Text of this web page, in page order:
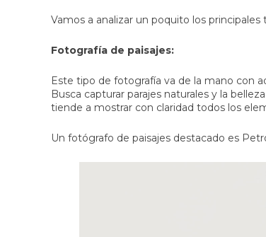
Vamos a analizar un poquito los
Fotografía de paisajes:
Este tipo de fotografía va de la mano con
Busca capturar parajes naturales y la
tiende a mostrar con claridad todos los
Un fotógrafo de paisajes destacado es